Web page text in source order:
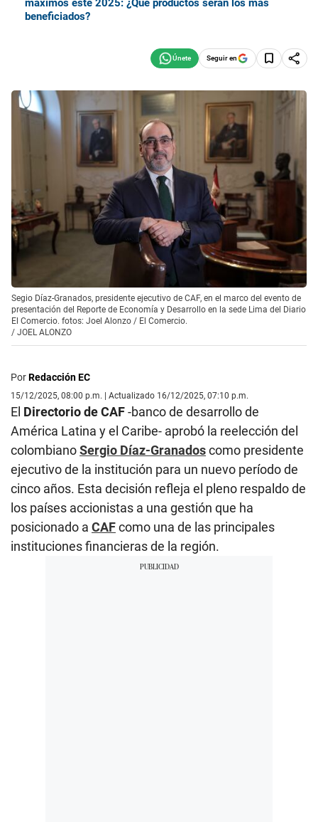
beneficiados?
Seguir en
Segio Díaz-Granados, presidente ejecutivo de CAF, en el marco del evento de
presentación del Reporte de Economía y Desarrollo en la sede Lima del Diario
El Comercio. fotos: Joel Alonzo / El Comercio.
/ JOEL ALONZO
PorRedacción EC
15/12/2025, 08:00 p.m. | Actualizado 16/12/2025, 07:10 p.m.
El Directorio de CAF-banco de desarrollo de
América Latina y el Caribe- aprobó la reelección del
colombianoSergio Díaz-Granadoscomo presidente
ejecutivo de la institución para un nuevo período de
cinco años. Esta decisión refleja el pleno respaldo de
los países accionistas a una gestión que ha
posicionado a CAFcomo una de las principales
instituciones financieras de la región.